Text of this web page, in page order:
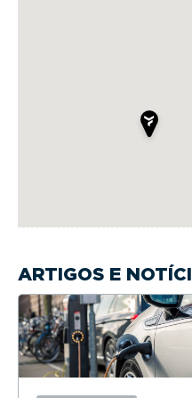
ARTIGOS E